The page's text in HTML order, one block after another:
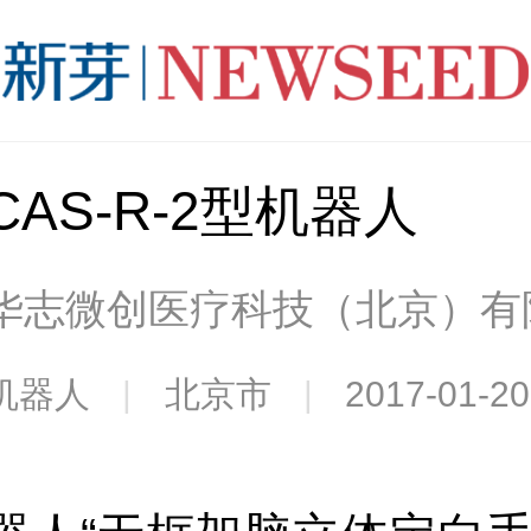
R-2型机器人
志微创医疗科技（北京）
器人 | 北京市 | 2017-01-20